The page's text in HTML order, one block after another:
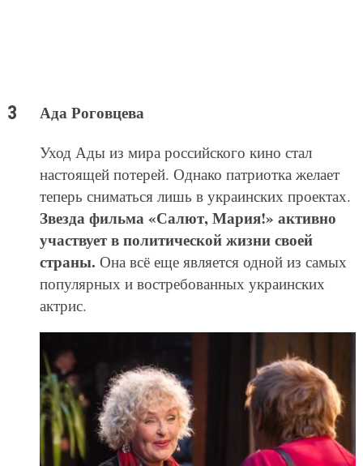
Ада Роговцева
Уход Ады из мира российского кино стал
настоящей потерей. Однако патриотка желает
теперь сниматься лишь в украинских проектах.
Звезда фильма «Салют, Мария!» активно
участвует в политической жизни своей
страны. Она всё еще является одной из самых
популярных и востребованных украинских
актрис.